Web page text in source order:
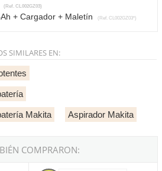
(Ref. CL002GZ03)
+ Cargador + Maletín (Ref. CL002GZ03*)
SIMILARES EN:
Makita Aspirador Makita
COMPRARON:
de mano 18V LXT BL
Makita CL001GZ04 - Aspirador